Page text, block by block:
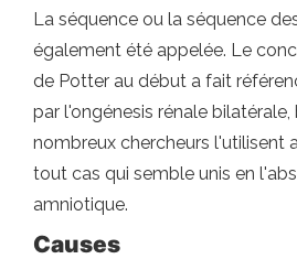
La séquence ou la séquence
également été appelée. Le
de Potter au début a fait
par l'ongénesis rénale bilatérale,
nombreux chercheurs l'utilisent
tout cas qui semble unis en
amniotique.
Causes